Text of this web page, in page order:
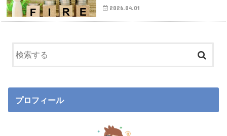
2026.04.01
プロフィール